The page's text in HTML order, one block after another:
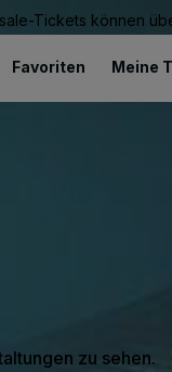
Tickets können
Favoriten Meine
zu sehen.